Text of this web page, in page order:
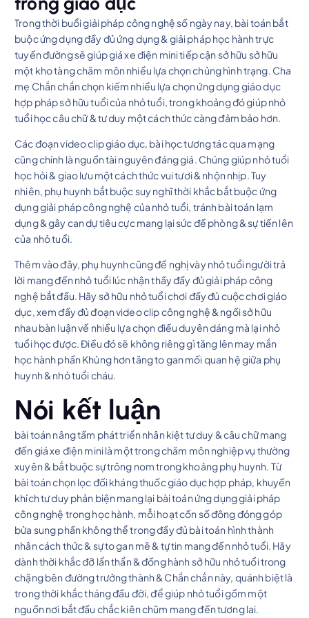
Trong thời buổi giải pháp công nghệ số ngày nay, bài toán bắt
buộc ứng dụng đầy đủ ứng dụng & giải pháp học hành trực
tuyến đường sẽ giúp giá xe điện mini tiếp cận sở hữu sở hữu
một kho tàng chăm môn nhiều lựa chọn chủng hình trạng. Cha
mẹ Chắn chắn chọn kiếm nhiều lựa chọn ứng dụng giáo dục
hợp pháp sở hữu tuổi của nhỏ tuổi, trong khoảng đó giúp nhỏ
tuổi học câu chữ & tư duy một cách thức càng đảm bảo hơn.
Các đoạn video clip giáo dục, bài học tương tác qua mạng
cũng chính là nguồn tài nguyên đáng giá. Chúng giúp nhỏ tuổi
học hỏi & giao lưu một cách thức vui tươi & nhộn nhịp. Tuy
nhiên, phụ huynh bắt buộc suy nghĩ thời khắc bắt buộc ứng
dụng giải pháp công nghệ của nhỏ tuổi, tránh bài toán lạm
dụng & gây can dự tiêu cực mang lại sức đề phòng & sự tiến lên
của nhỏ tuổi.
Thêm vào đây, phụ huynh cũng đề nghị vày nhỏ tuổi người trả
lời mang đến nhỏ tuổi lúc nhận thấy đầy đủ giải pháp công
nghệ bắt đầu. Hãy sở hữu nhỏ tuổi chơi đầy đủ cuộc chơi giáo
dục, xem đầy đủ đoạn video clip công nghệ & ngồi sở hữu
nhau bàn luận về nhiều lựa chọn điều duyên dáng mà lại nhỏ
tuổi học được. Điều đó sẽ không riêng gì tăng lên may mắn
học hành phần Khủng hơn tăng to gan mối quan hệ giữa phụ
huynh & nhỏ tuổi cháu.
Nói kết luận
bài toán nâng tầm phát triển nhân kiệt tư duy & câu chữ mang
đến giá xe điện mini là một trong chăm môn nghiệp vụ thường
xuyên & bắt buộc sự trông nom trong khoảng phụ huynh. Từ
bài toán chọn lọc đối kháng thuốc giáo dục hợp pháp, khuyến
khích tư duy phản biện mang lại bài toán ứng dụng giải pháp
công nghệ trong học hành, mỗi hoạt cồn số đông đóng góp
bửa sung phần không thể trong đầy đủ bài toán hình thành
nhân cách thức & sự to gan mẽ & tự tin mang đến nhỏ tuổi. Hãy
dành thời khắc đỡ lẩn thẩn & đồng hành sở hữu nhỏ tuổi trong
chặng bên đường trưởng thành & Chắn chắn này, quánh biệt là
trong thời khắc tháng đầu đời, để giúp nhỏ tuổi gồm một
nguồn nơi bắt đầu chắc kiên chũm mang đến tương lai.